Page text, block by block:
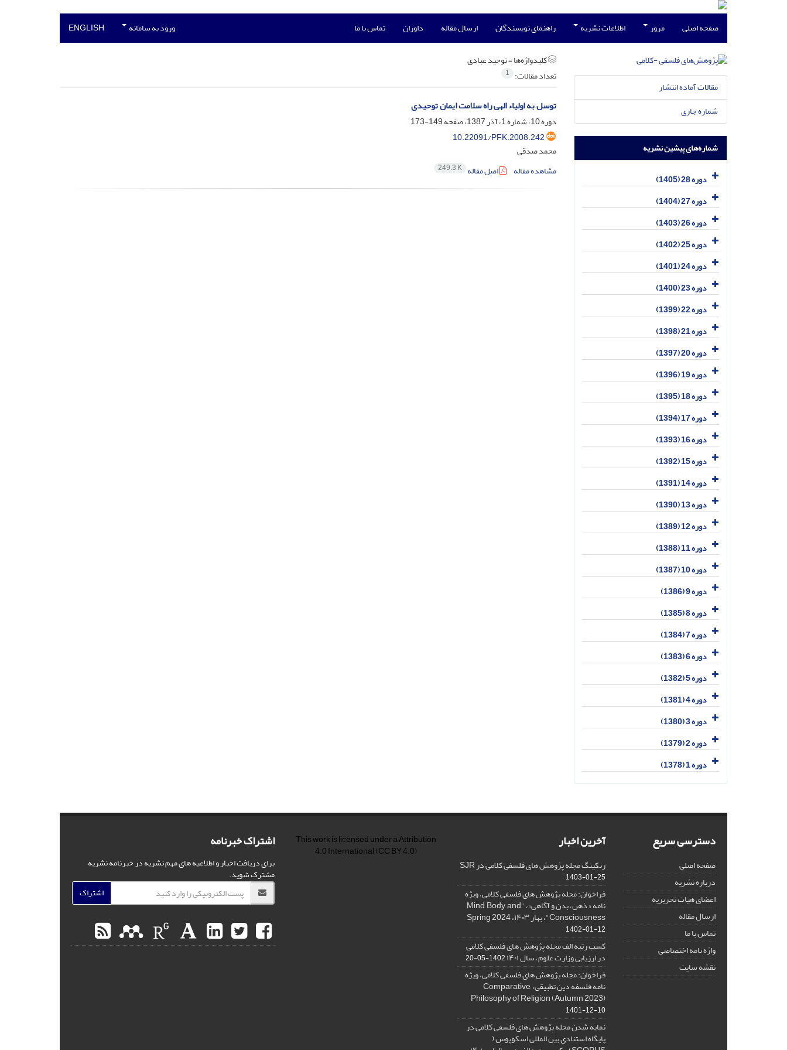
صفحه اصلی مرور اطلاعات نشریه راهنمای نویسندگان ارسال مقاله داوران تماس با ما ورود به سامانه ENGLISH
کلیدواژه‌ها =توحید عبادی
تعداد مقالات: 1
توسل به اولیاء الهی راه سلامت ایمان توحیدی
دوره 10، شماره 1، آذر 1387، صفحه
149-173
10.22091/PFK.2008.242
محمد صدقی
مشاهده مقاله
اصل مقاله 249.3 K
مقالات آماده انتشار
شماره جاری
شماره‌های پیشین نشریه
دوره 28 (1405)
دوره 27 (1404)
دوره 26 (1403)
دوره 25 (1402)
دوره 24 (1401)
دوره 23 (1400)
دوره 22 (1399)
دوره 21 (1398)
دوره 20 (1397)
دوره 19 (1396)
دوره 18 (1395)
دوره 17 (1394)
دوره 16 (1393)
دوره 15 (1392)
دوره 14 (1391)
دوره 13 (1390)
دوره 12 (1389)
دوره 11 (1388)
دوره 10 (1387)
دوره 9 (1386)
دوره 8 (1385)
دوره 7 (1384)
دوره 6 (1383)
دوره 5 (1382)
دوره 4 (1381)
دوره 3 (1380)
دوره 2 (1379)
دوره 1 (1378)
دسترسی سریع
صفحه اصلی
درباره نشریه
اعضای هیات تحریریه
ارسال مقاله
تماس با ما
واژه نامه اختصاصی
نقشه سایت
آخرین اخبار
رنکینگ مجله پژوهش های فلسفی کلامی در SJR
1403-01-25
فراخوان: مجله پژوهش های فلسفی کلامی، ویژه
نامه « ذهن، بدن و آگاهی»، "Mind, Body, and
Consciousness"، بهار ۱۴۰۳، Spring 2024
1402-01-12
کسب رتبه الف مجله پژوهش های فلسفی کلامی
در ارزیابی وزارت علوم، سال ۱۴۰۱ 1402-05-20
فراخوان: مجله پژوهش های فلسفی کلامی، ویژه
نامه فلسفه دین تطبیقی، ,Comparative
Philosophy of Religion (Autumn 2023)
1401-12-10
نمایه شدن مجله پژوهش های فلسفی کلامی در
پایگاه استنادی بین المللی اسکوپوس (
This work is licensed under aAttribution
4.0 International(CC BY 4.0) اشتراک خبرنامه
برای دریافت اخبار و اطلاعیه های مهم نشریه در خبرنامه نشریه
مشترک شوید.
اشتراک